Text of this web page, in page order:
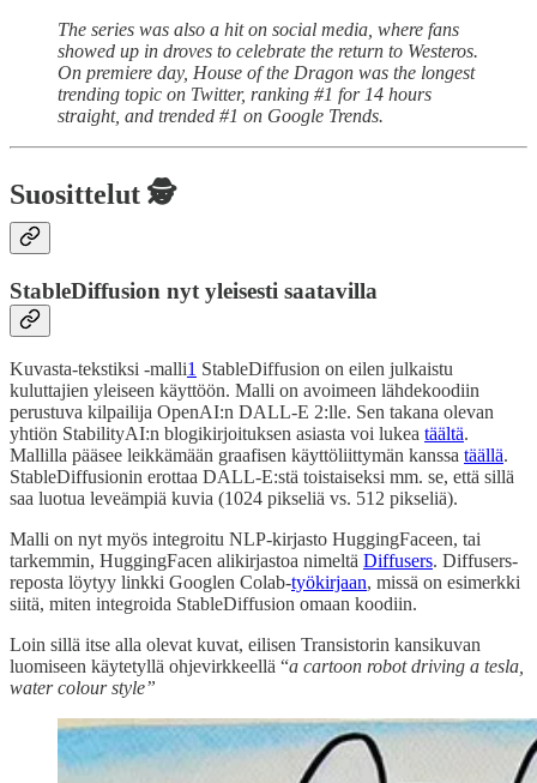
The series was also a hit on social media, where fans
showed up in droves to celebrate the return to Westeros.
On premiere day, House of the Dragon was the longest
trending topic on Twitter, ranking #1 for 14 hours
straight, and trended #1 on Google Trends.
Suosittelut 🕵️
StableDiffusion nyt yleisesti saatavilla
Kuvasta-tekstiksi -malli1 StableDiffusion on eilen julkaistu
kuluttajien yleiseen käyttöön. Malli on avoimeen lähdekoodiin
perustuva kilpailija OpenAI:n DALL-E 2:lle. Sen takana olevan
yhtiön StabilityAI:n blogikirjoituksen asiasta voi lukea täältä.
Mallilla pääsee leikkämään graafisen käyttöliittymän kanssa täällä.
StableDiffusionin erottaa DALL-E:stä toistaiseksi mm. se, että sillä
saa luotua leveämpiä kuvia (1024 pikseliä vs. 512 pikseliä).
Malli on nyt myös integroitu NLP-kirjasto HuggingFaceen, tai
tarkemmin, HuggingFacen alikirjastoa nimeltä Diffusers. Diffusers-
reposta löytyy linkki Googlen Colab-työkirjaan, missä on esimerkki
siitä, miten integroida StableDiffusion omaan koodiin.
Loin sillä itse alla olevat kuvat, eilisen Transistorin kansikuvan
luomiseen käytetyllä ohjevirkkeellä “a cartoon robot driving a tesla,
water colour style”